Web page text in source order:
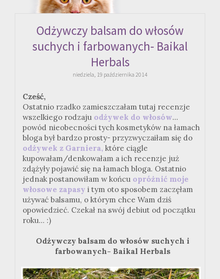
Odżywczy balsam do włosów
suchych i farbowanych- Baikal
Herbals
niedziela, 19 października 2014
Cześć,
Ostatnio rzadko zamieszczałam tutaj recenzje
wszelkiego rodzaju odżywek do włosów...
powód nieobecności tych kosmetyków na łamach
bloga był bardzo prosty- przyzwyczaiłam się do
odżywek z Garniera, które ciągle
kupowałam/denkowałam a ich recenzje już
zdążyły pojawić się na łamach bloga. Ostatnio
jednak postanowiłam w końcu opróżnić moje
włosowe zapasy i tym oto sposobem zaczęłam
używać balsamu, o którym chce Wam dziś
opowiedzieć. Czekał na swój debiut od początku
roku... :)
Odżywczy balsam do włosów suchych i
farbowanych- Baikal Herbals